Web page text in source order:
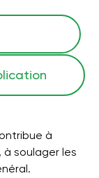
à
soulager les